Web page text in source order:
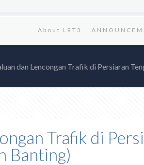
About LRT3
dan Lencongan Trafik di Persiaran
Trafik di
Banting)